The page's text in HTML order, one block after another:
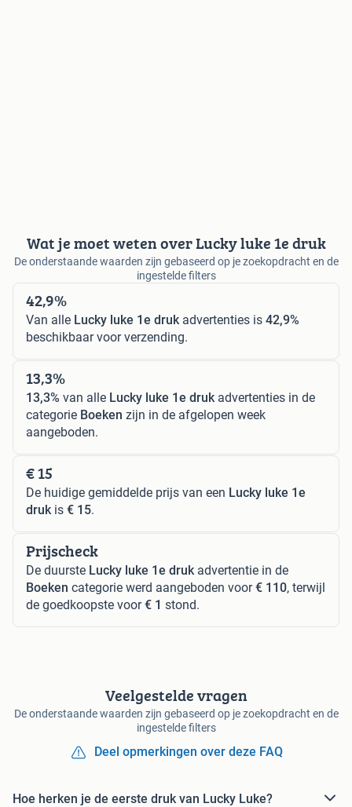
Wat je moet weten over Lucky luke 1e druk
De onderstaande waarden zijn gebaseerd op je zoekopdracht en de
ingestelde filters
42,9%
Van alle Lucky luke 1e drukadvertenties is 42,9%
beschikbaar voor verzending.
13,3%
13,3% van alle Lucky luke 1e drukadvertenties in de
categorie Boeken zijn in de afgelopen week
aangeboden.
€ 15
De huidige gemiddelde prijs van een Lucky luke 1e
drukis € 15.
Prijscheck
De duurste Lucky luke 1e drukadvertentie in de
Boeken categorie werd aangeboden voor€ 110, terwijl
de goedkoopste voor€ 1 stond.
Veelgestelde vragen
De onderstaande waarden zijn gebaseerd op je zoekopdracht en de
ingestelde filters
Deel opmerkingen over deze FAQ
Hoe herken je de eerste druk van Lucky Luke?